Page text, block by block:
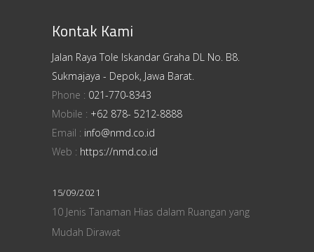
Kontak Kami
Jalan Raya Tole Iskandar Graha DL No. B8.
Sukmajaya - Depok, Jawa Barat.
Phone : 021-770-8343
Mobile : +62 878- 5212-8888
Email : info@nmd.co.id
Web : https://nmd.co.id
15/09/2021
10 Jenis Tanaman Hias dalam Ruangan yang
Mudah Dirawat